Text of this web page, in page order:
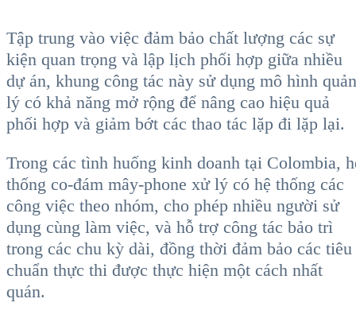
Tập trung vào việc đảm bảo chất lượng các sự
kiện quan trọng và lập lịch phối hợp giữa nhiều
dự án, khung công tác này sử dụng mô hình quản
lý có khả năng mở rộng để nâng cao hiệu quả
phối hợp và giảm bớt các thao tác lặp đi lặp lại.
Trong các tình huống kinh doanh tại Colombia,
thống co-đám mây-phone xử lý có hệ thống các
công việc theo nhóm, cho phép nhiều người sử
dụng cùng làm việc, và hỗ trợ công tác bảo trì
trong các chu kỳ dài, đồng thời đảm bảo các tiêu
chuẩn thực thi được thực hiện một cách nhất
quán.